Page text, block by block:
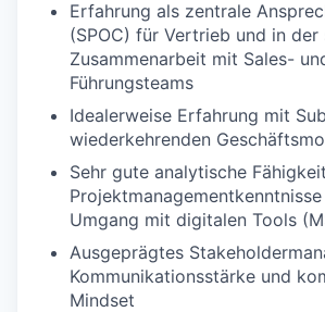
Erfahrung als zentrale
(SPOC) für Vertrieb und in
Zusammenarbeit mit Sales-
Führungsteams
Idealerweise Erfahrung mit
wiederkehrenden
Sehr gute analytische
Umgang mit digitalen Tools
Ausgeprägtes
Kommunikationsstärke und
Mindset